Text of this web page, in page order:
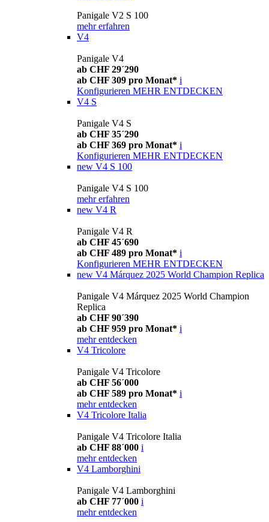
Panigale V2 S 100
mehr erfahren
V4
Panigale V4
ab CHF 29´290
ab CHF 309 pro Monat* i
Konfigurieren MEHR ENTDECKEN
V4 S
Panigale V4 S
ab CHF 35´290
ab CHF 369 pro Monat* i
Konfigurieren MEHR ENTDECKEN
new V4 S 100
Panigale V4 S 100
mehr erfahren
new V4 R
Panigale V4 R
ab CHF 45´690
ab CHF 489 pro Monat* i
Konfigurieren MEHR ENTDECKEN
new V4 Márquez 2025 World Champion Replica
Panigale V4 Márquez 2025 World Champion
Replica
ab CHF 90´390
ab CHF 959 pro Monat* i
mehr entdecken
V4 Tricolore
Panigale V4 Tricolore
ab CHF 56´000
ab CHF 589 pro Monat* i
mehr entdecken
V4 Tricolore Italia
Panigale V4 Tricolore Italia
ab CHF 88´000 i
mehr entdecken
V4 Lamborghini
Panigale V4 Lamborghini
ab CHF 77´000 i
mehr entdecken